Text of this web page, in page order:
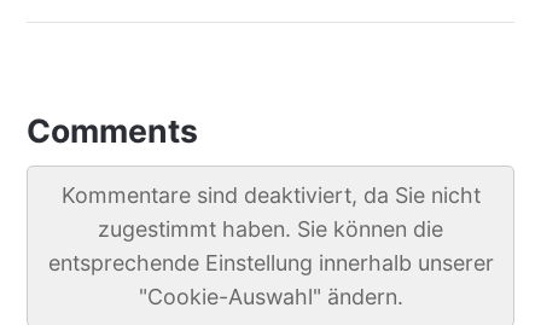
Comments
Kommentare sind deaktiviert, da Sie nicht
zugestimmt haben. Sie können die
entsprechende Einstellung innerhalb unserer
"Cookie-Auswahl" ändern.